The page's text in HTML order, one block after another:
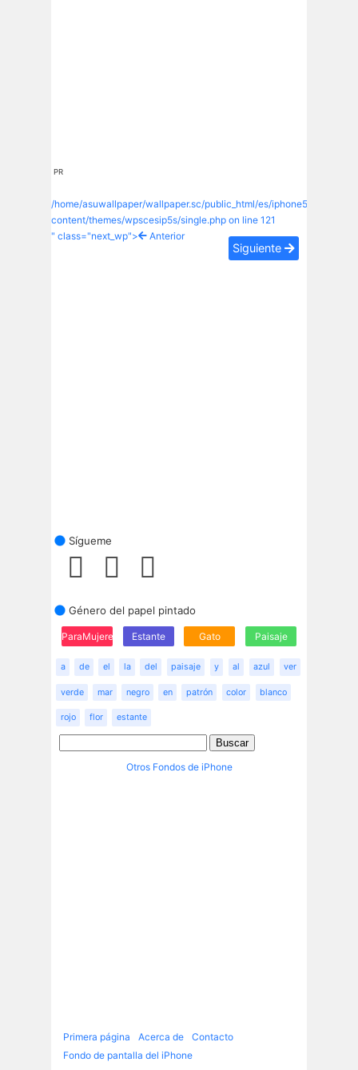
PR
/home/asuwallpaper/wallpaper.sc/public_html/es/iphone5s/wp-
content/themes/wpscesip5s/single.php on line 121
" class="next_wp">
Anterior
Siguiente
Sígueme
Género del papel pintado
ParaMujeres Estante Gato Paisaje
a de el la del paisaje y al azul ver
verde mar negro en patrón color blanco
rojo flor estante
Otros Fondos de iPhone
Primera página Acerca de
Contacto
Fondo de pantalla del iPhone